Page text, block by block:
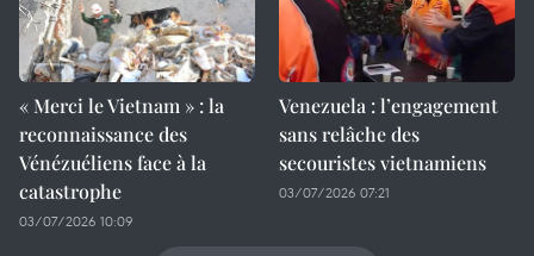
« Merci le Vietnam » : la
reconnaissance des
Vénézuéliens face à la
catastrophe
03/07/2026 10:09
Venezuela : l’engagement
sans relâche des
secouristes vietnamiens
03/07/2026 07:21